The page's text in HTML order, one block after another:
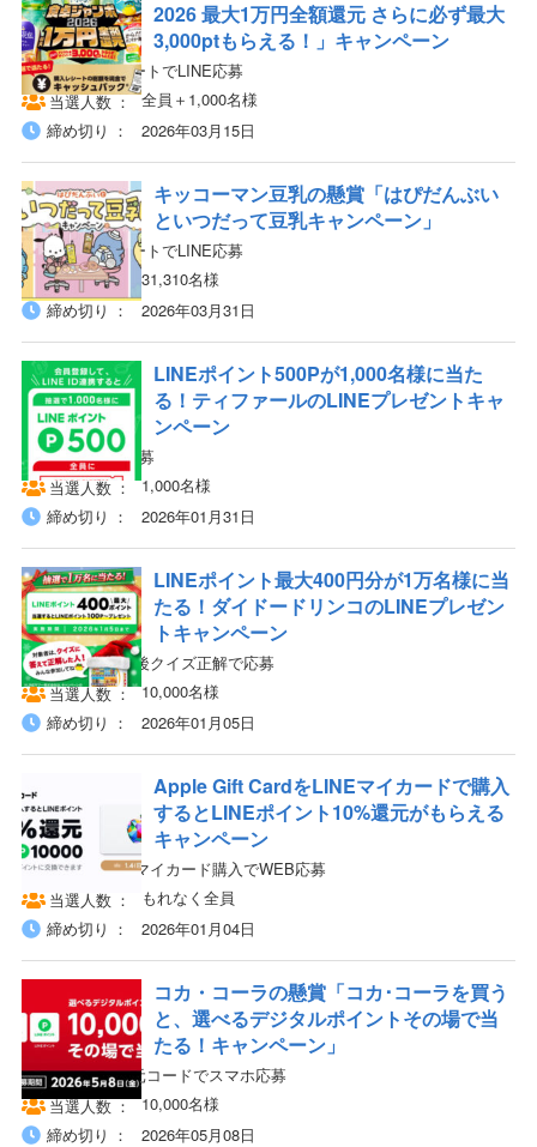
2026 最大1万円全額還元 さらに必ず最大
3,000ptもらえる！」キャンペーン
対象商品のレシートでLINE応募
当選人数
全員＋1,000名様
締め切り
2026年03月15日
キッコーマン豆乳の懸賞「はぴだんぶい
といつだって豆乳キャンペーン」
対象商品のレシートでLINE応募
当選人数
31,310名様
締め切り
2026年03月31日
LINEポイント500Pが1,000名様に当た
る！ティファールのLINEプレゼントキャ
ンペーン
LINE ID連携で応募
当選人数
1,000名様
締め切り
2026年01月31日
LINEポイント最大400円分が1万名様に当
たる！ダイドードリンコのLINEプレゼン
トキャンペーン
LINE友だち追加後クイズ正解で応募
当選人数
10,000名様
締め切り
2026年01月05日
Apple Gift CardをLINEマイカードで購入
するとLINEポイント10%還元がもらえる
キャンペーン
対象商品をLINEマイカード購入でWEB応募
当選人数
もれなく全員
締め切り
2026年01月04日
コカ・コーラの懸賞「コカ･コーラを買う
と、選べるデジタルポイントその場で当
たる！キャンペーン」
対象商品の二次元コードでスマホ応募
当選人数
10,000名様
締め切り
2026年05月08日